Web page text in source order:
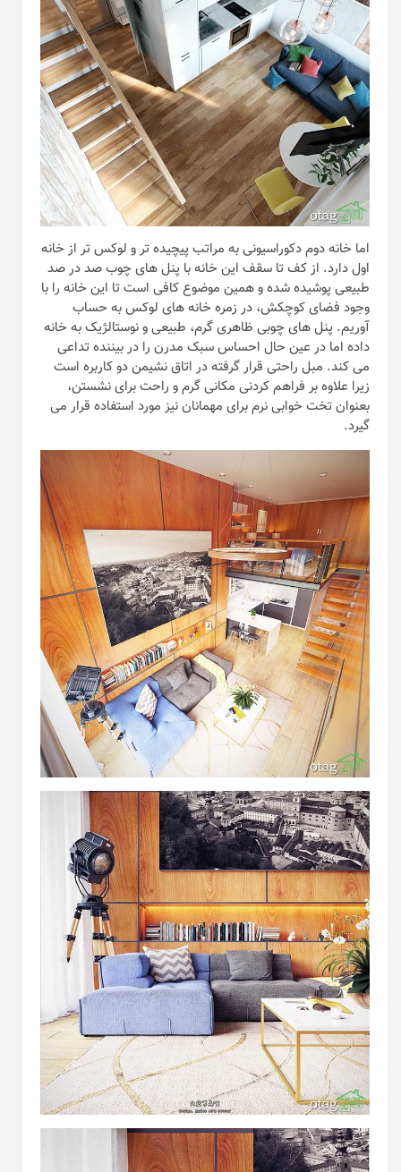
اما خانه دوم دکوراسیونی به مراتب پیچیده تر و لوکس تر از خانه
اول دارد. از کف تا سقف این خانه با پنل های چوب صد در صد
طبیعی پوشیده شده و همین موضوع کافی است تا این خانه را با
وجود فضای کوچکش، در زمره خانه های لوکس به حساب
آوریم. پنل های چوبی ظاهری گرم، طبیعی و نوستالژیک به خانه
داده اما در عین حال احساس سبک مدرن را در بیننده تداعی
می کند. مبل راحتی قرار گرفته در اتاق نشیمن دو کاربره است
زیرا علاوه بر فراهم کردنی مکانی گرم و راحت برای نشستن،
بعنوان تخت خوابی نرم برای مهمانان نیز مورد استفاده قرار می
گیرد.